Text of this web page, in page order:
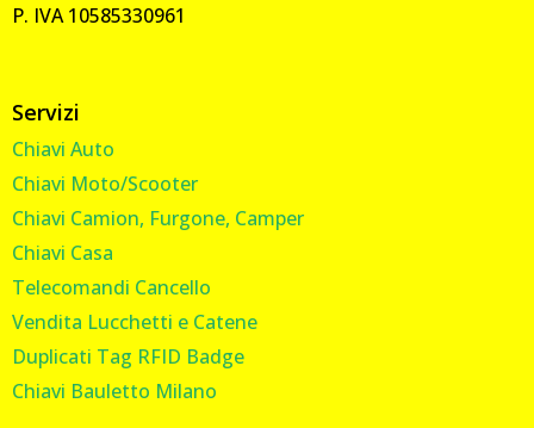
P. IVA 10585330961
Servizi
Chiavi Auto
Chiavi Moto/Scooter
Chiavi Camion, Furgone, Camper
Chiavi Casa
Telecomandi Cancello
Vendita Lucchetti e Catene
Duplicati Tag RFID Badge
Chiavi Bauletto Milano